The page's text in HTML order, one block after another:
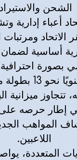
الشحن
أعباء إدارية
الاتحاد ومرتبات
أساسية
بصورة
ينظم
إطار حرصه
المواهب
اللاعبين.
المتعددة،